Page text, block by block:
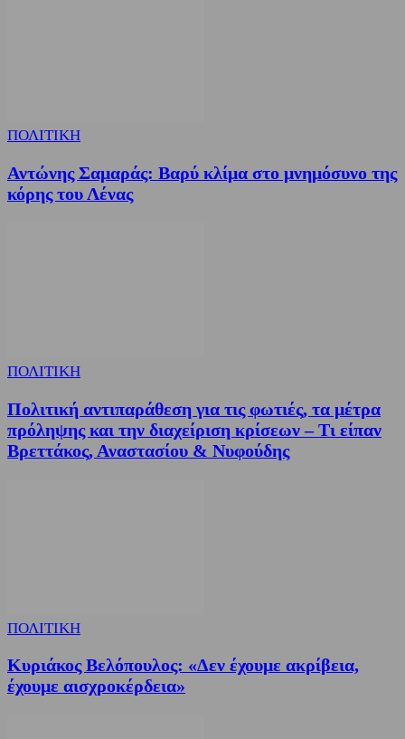
ΠΟΛΙΤΙΚΗ
Αντώνης Σαμαράς: Βαρύ κλίμα στο μνημόσυνο της
κόρης του Λένας
ΠΟΛΙΤΙΚΗ
Πολιτική αντιπαράθεση για τις φωτιές, τα μέτρα
πρόληψης και την διαχείριση κρίσεων – Τι είπαν
Βρεττάκος, Αναστασίου & Νυφούδης
ΠΟΛΙΤΙΚΗ
Κυριάκος Βελόπουλος: «Δεν έχουμε ακρίβεια,
έχουμε αισχροκέρδεια»